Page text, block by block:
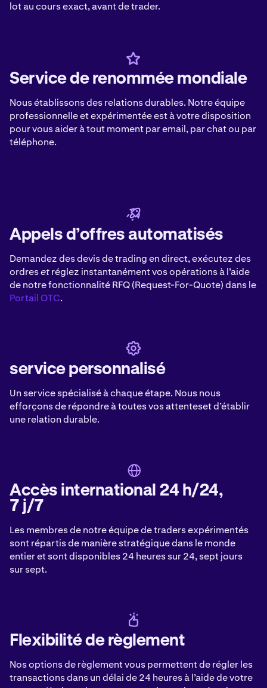
lot au cours exact, avant de trader.
Service de renommée mondiale
Nous établissons des relations durables. Notre équipe
professionnelle et expérimentée est à votre disposition
pour vous aider à tout moment par email, par chat ou par
téléphone.
Appels d’offres automatisés
Demandez des devis de trading en direct, exécutez des
ordresetréglez instantanément vos opérations à l’aide
de notre fonctionnalité RFQ (Request-For-Quote) dans le
Portail OTC.
service personnalisé
Un service spécialisé à chaque étape. Nous nous
efforçons de répondre à toutes vos attenteset d’établir
une relation durable.
Accès international 24 h/24,
7 j/7
Les membres de notre équipe de traders expérimentés
sont répartis de manière stratégique dans le monde
entier et sont disponibles 24 heures sur 24, sept jours
sur sept.
Flexibilité de règlement
Nos options de règlement vous permettent de régler les
transactions dans un délai de 24 heures à l’aide de votre